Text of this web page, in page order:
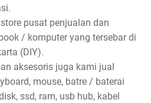
pusat penjualan dan
/ komputer yang tersebar di
(DIY).
aksesoris juga kami jual
mouse, batre / baterai
ssd, ram, usb hub, kabel